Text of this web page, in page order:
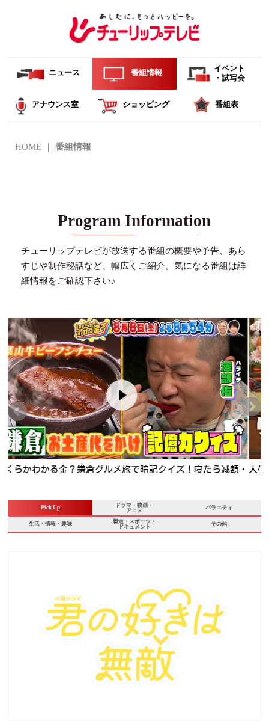
ニュース 番組情報
イベント
・試写会
アナウンス室 ショッピング 番組表
HOME 番組情報
Program Information
チューリップテレビが放送する番組の概要や予告、あら
すじや制作秘話など、幅広くご紹介。 気になる番組は詳
細情報をご確認下さい♪
人生最高レストラン【高橋成美】波乱のペア競技人生…りくり
Pick Up
ドラマ・映画・
アニメ
バラエティ
生活・情報・趣味
報道・スポーツ・
ドキュメント
その他